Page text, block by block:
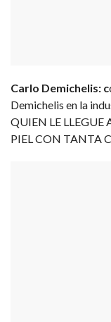
Carlo Demichelis: c
Demichelis en la
QUIEN LE LLEGUE
PIEL CON TANTA